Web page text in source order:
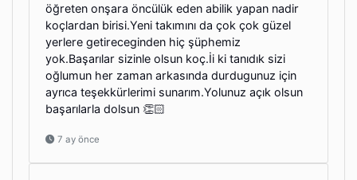
öğreten onşara öncülük eden abilik yapan nadir
koçlardan birisi.Yeni takımını da çok çok güzel
yerlere getireceginden hiç şüphemiz
yok.Başarılar sizinle olsun koç.İi ki tanıdık sizi
oğlumun her zaman arkasında durdugunuz için
ayrıca teşekkürlerimi sunarım.Yolunuz açık olsun
başarılarla dolsun 👏🏻
7 ay önce